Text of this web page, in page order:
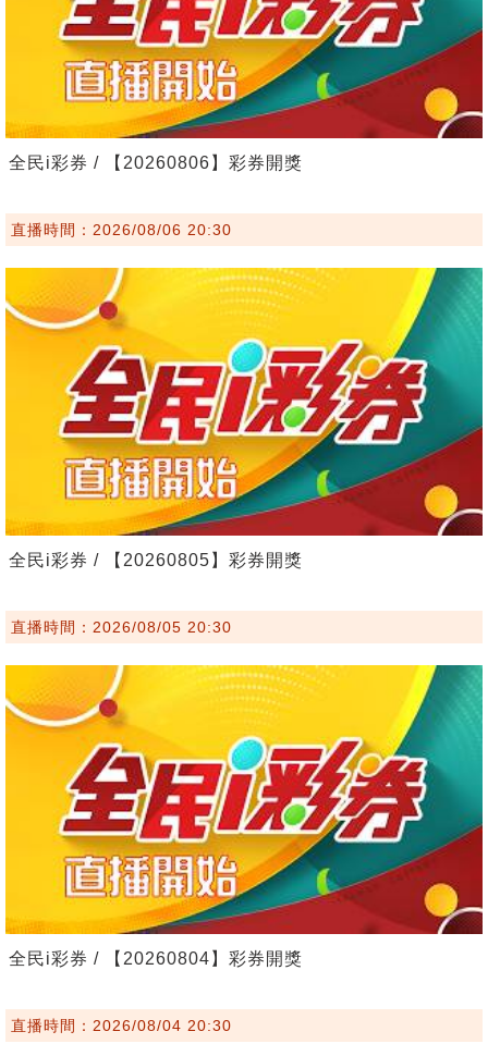
全民i彩券 / 【20260806】彩券開獎
直播時間：2026/08/06 20:30
全民i彩券 / 【20260805】彩券開獎
直播時間：2026/08/05 20:30
全民i彩券 / 【20260804】彩券開獎
直播時間：2026/08/04 20:30